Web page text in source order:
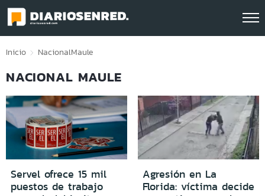
Click acá para ir directamente al contenido
Inicio NacionalMaule
NACIONAL MAULE
Servel ofrece 15 mil
puestos de trabajo
Agresión en La
Florida: víctima decide